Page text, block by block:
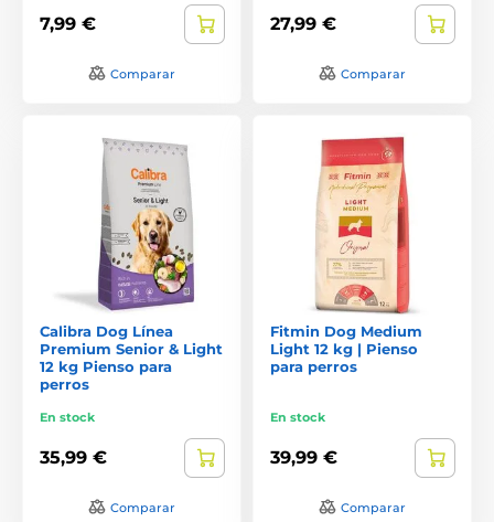
7,99 €
Comparar
27,99 €
Comparar
Calibra Dog Línea
Premium Senior & Light
12 kg Pienso para
perros
En stock
35,99 €
Comparar
Fitmin Dog Medium
Light 12 kg | Pienso
para perros
En stock
39,99 €
Comparar